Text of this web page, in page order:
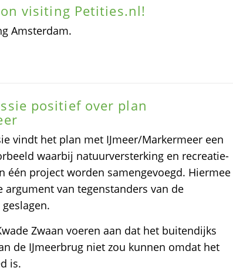
visiting Petities.nl!
Amsterdam.
positief over plan
vindt het plan met IJmeer/Markermeer een
waarbij natuurversterking en recreatie-
één project worden samengevoegd. Hiermee
van tegenstanders van de
Zwaan voeren aan dat het buitendijks
de IJmeerbrug niet zou kunnen omdat het
is.